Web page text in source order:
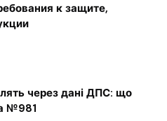
к защите,
через дані ДПС: що
№981